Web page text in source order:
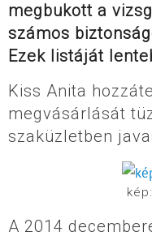
megbukott a
számos
Ezek listáját
Kiss Anita
megvásárlását
szaküzletben
kép:
A 2014